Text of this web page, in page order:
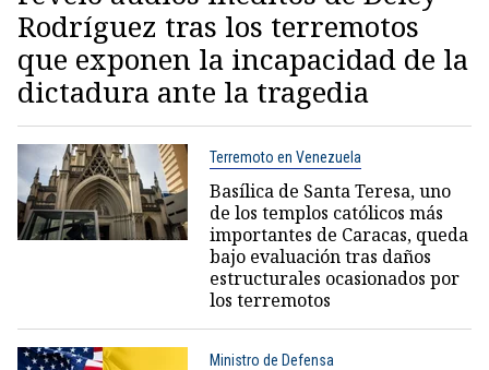
Rodríguez tras los terremotos
que exponen la incapacidad de la
dictadura ante la tragedia
Terremoto en Venezuela
Basílica de Santa Teresa, uno
de los templos católicos más
importantes de Caracas, queda
bajo evaluación tras daños
estructurales ocasionados por
los terremotos
Ministro de Defensa